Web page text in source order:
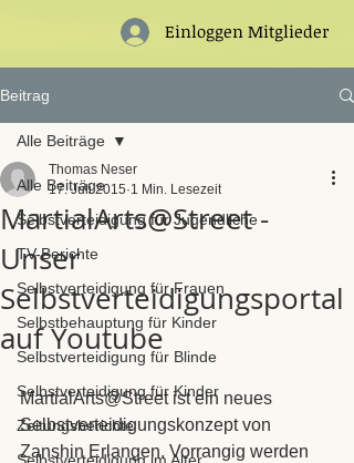
Einloggen Mitglieder
Beitrag
Alle Beiträge
Selbstverteidigung für Jugendliche
TV-Berichte
Selbstverteidigung für Frauen
Selbstbehauptung für Kinder
Selbstverteidigung für Blinde
Selbstverteidigung für Kinder
Zeitungsberichte
Alle Beiträge
MartialArts@Street -
Unser
Selbstverteidigungsportal
auf Youtube
Thomas Neser
17. Juli 2015 1 Min. Lesezeit
MartialArts@Street ist ein neues
Selbstverteidigungskonzept von
Zanshin Erlangen. Vorrangig werden